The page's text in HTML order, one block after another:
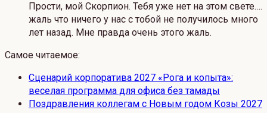
Прости, мой Скорпион. Тебя уже нет на этом свете….
жаль что ничего у нас с тобой не получилось много
лет назад. Мне правда очень этого жаль.
Самое читаемое:
Сценарий корпоратива 2027 «Рога и копыта»:
веселая программа для офиса без тамады
Поздравления коллегам с Новым годом Козы 2027